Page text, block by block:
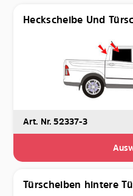
Heckscheibe Und
Art. Nr. 52337-3
Türscheiben hintere